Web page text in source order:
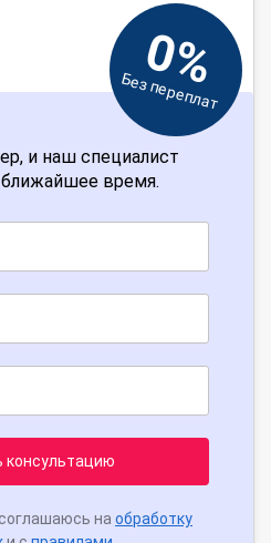
0%
Без переплат
и наш специалист
время.
консультацию
на обработку